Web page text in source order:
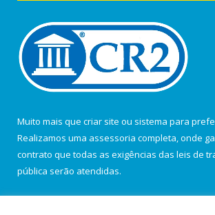
Muito mais que criar site ou sistema para
Realizamos uma assessoria completa, onde
contrato que todas as exigências das leis de
pública serão atendidas.